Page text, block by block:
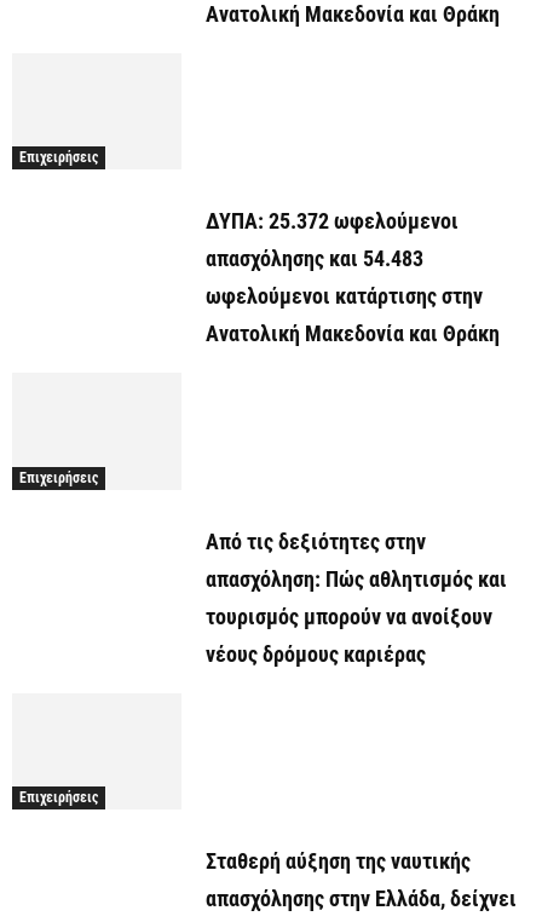
Ανατολική Μακεδονία και Θράκη
Επιχειρήσεις
ΔΥΠΑ: 25.372 ωφελούμενοι
απασχόλησης και 54.483
ωφελούμενοι κατάρτισης στην
Ανατολική Μακεδονία και Θράκη
Επιχειρήσεις
Από τις δεξιότητες στην
απασχόληση: Πώς αθλητισμός και
τουρισμός μπορούν να ανοίξουν
νέους δρόμους καριέρας
Επιχειρήσεις
Σταθερή αύξηση της ναυτικής
απασχόλησης στην Ελλάδα, δείχνει